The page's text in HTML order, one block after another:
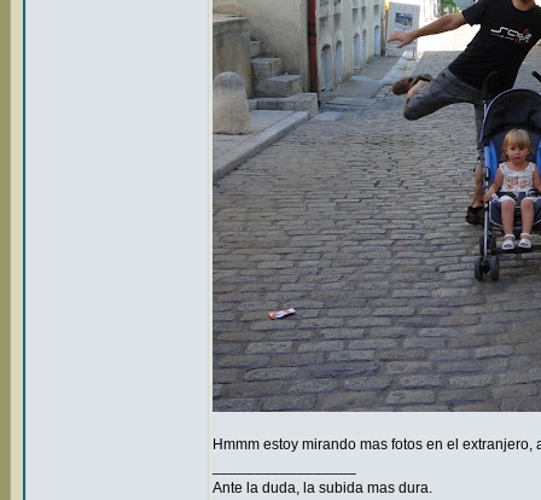
Hmmm estoy mirando mas fotos en el extranjero,
Ante la duda, la subida mas dura.